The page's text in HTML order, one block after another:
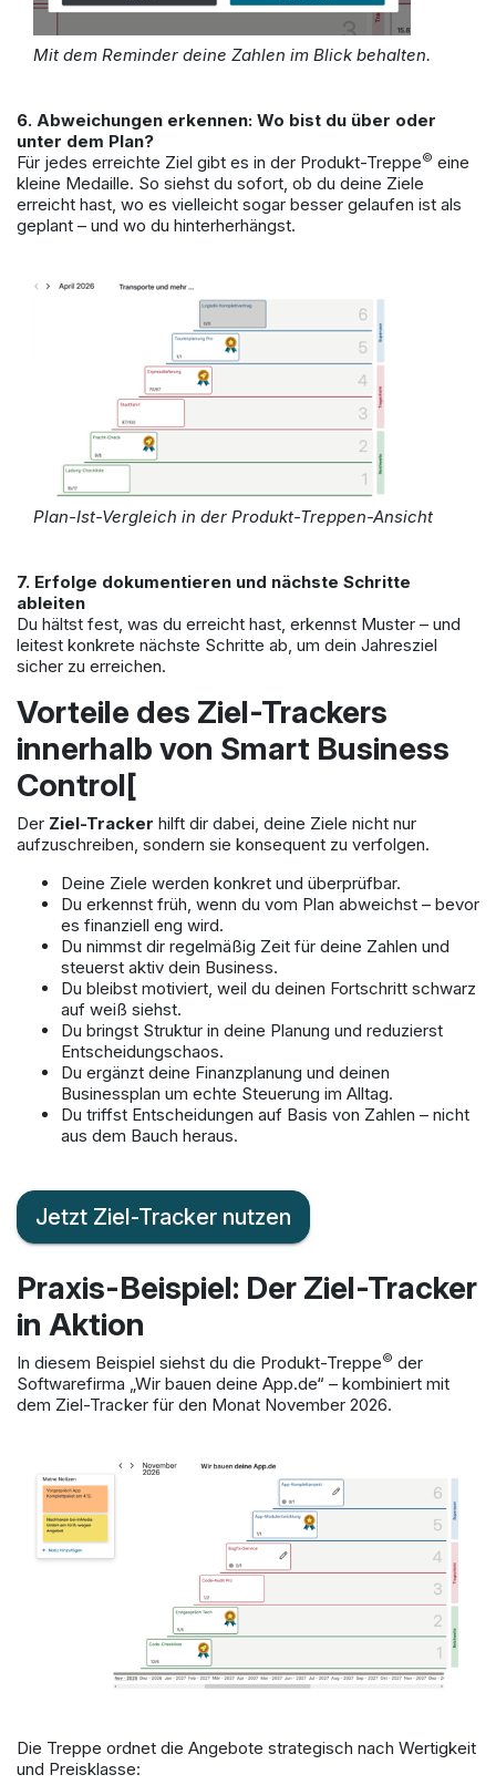
Mit dem Reminder deine Zahlen im Blick behalten.
6. Abweichungen erkennen: Wo bist du über oder
unter dem Plan?
Für jedes erreichte Ziel gibt es in der Produkt-Treppe© eine
kleine Medaille. So siehst du sofort, ob du deine Ziele
erreicht hast, wo es vielleicht sogar besser gelaufen ist als
geplant – und wo du hinterherhängst.
Plan-Ist-Vergleich in der Produkt-Treppen-Ansicht
7. Erfolge dokumentieren und nächste Schritte
ableiten
Du hältst fest, was du erreicht hast, erkennst Muster – und
leitest konkrete nächste Schritte ab, um dein Jahresziel
sicher zu erreichen.
Vorteile des Ziel-Trackers
innerhalb von Smart Business
Control[
Der Ziel-Tracker hilft dir dabei, deine Ziele nicht nur
aufzuschreiben, sondern sie konsequent zu verfolgen.
Deine Ziele werden konkret und überprüfbar.
Du erkennst früh, wenn du vom Plan abweichst – bevor
es finanziell eng wird.
Du nimmst dir regelmäßig Zeit für deine Zahlen und
steuerst aktiv dein Business.
Du bleibst motiviert, weil du deinen Fortschritt schwarz
auf weiß siehst.
Du bringst Struktur in deine Planung und reduzierst
Entscheidungschaos.
Du ergänzt deine Finanzplanung und deinen
Businessplan um echte Steuerung im Alltag.
Du triffst Entscheidungen auf Basis von Zahlen – nicht
aus dem Bauch heraus.
Jetzt Ziel-Tracker nutzen
Praxis-Beispiel: Der Ziel-Tracker
in Aktion
In diesem Beispiel siehst du die Produkt-Treppe© der
Softwarefirma „Wir bauen deine App.de“ – kombiniert mit
dem Ziel-Tracker für den Monat November 2026.
Die Treppe ordnet die Angebote strategisch nach Wertigkeit
und Preisklasse: